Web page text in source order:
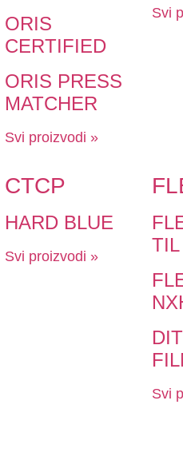
ORIS
CERTIFIED
ORIS PRESS
MATCHER
Svi proizvodi »
Svi
CTCP
HARD BLUE
Svi proizvodi »
TIL
Svi